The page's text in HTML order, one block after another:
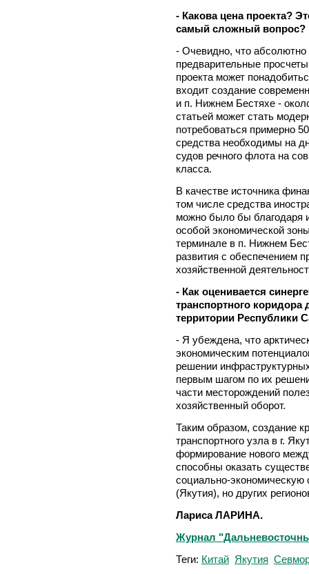
- Какова цена проекта?
самый сложный вопрос?
- Очевидно, что абсолютно
предварительные
проекта может
входит создание
и п. Нижнем Бестяхе -
статьей может стать
потребоваться примерно
средства необходимы на
судов речного флота на
класса.
В качестве источника
том числе средства
можно было бы благодаря
особой экономической
терминале в п. Нижнем
развития с обеспечением
хозяйственной
- Как оценивается
транспортного
территории Республики
- Я убеждена, что
экономическим
решении
первым шагом по их
части месторождений
хозяйственный оборот.
Таким образом, создание
транспортного узла в г.
формирование нового
способны оказать
социально-экономическую
(Якутия), но других
Лариса ЛАРИНА.
Журнал
Теги: Китай Якутия